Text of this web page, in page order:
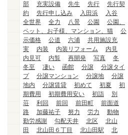
部
充実設備 先生 先行
先行契
約
先行申し込み 入田浜
入谷
全世界
全力 八景 公園
公園、
ペット、お子様、マンション、猫
公
示価格
公道 六浦
共用施設充
実
内装 内装リフォーム
内見
内見可
内覧 再開発 写真
冬
冬至
凄い 函館 分譲
分譲タイ
プ
分譲マンション 分譲地
分譲
地内
分譲賃貸 初めて 初夏
初
期費用
初期費用安い 初詣
別
荘
利回 前回 前田町
前面道
路
加藤祐子 努力 労力
動物
勤労感謝
勾配天井 北区
北山
田
北山田６丁目 北山田駅
北